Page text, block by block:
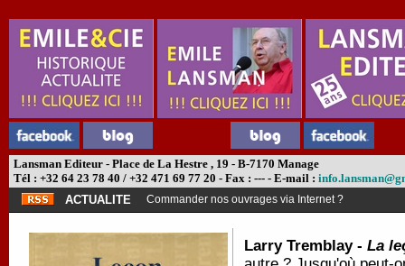
Lansman Editeur - Place de La Hestre , 19 - B-7170 Manage
Tél : +32 64 23 78 40 / +32 471 69 77 20 - Fax : --- - E-mail :
ACTUALITE
Commander nos ouvrages via Internet ?
Larry Tremblay - La